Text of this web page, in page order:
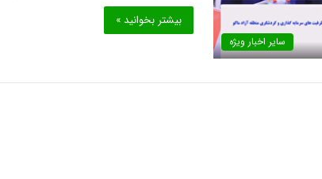
سایر اخبار ویژه
بیشتر بخوانید »